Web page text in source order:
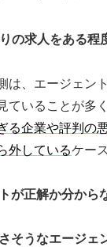
の求人をある程
は、エージェン
ていることが多く
る企業や評判の
外しているケー
が正解か分から
そうなエージェ